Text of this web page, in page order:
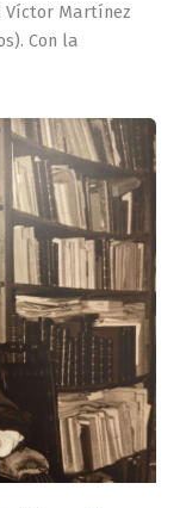
Víctor Martínez
Con la